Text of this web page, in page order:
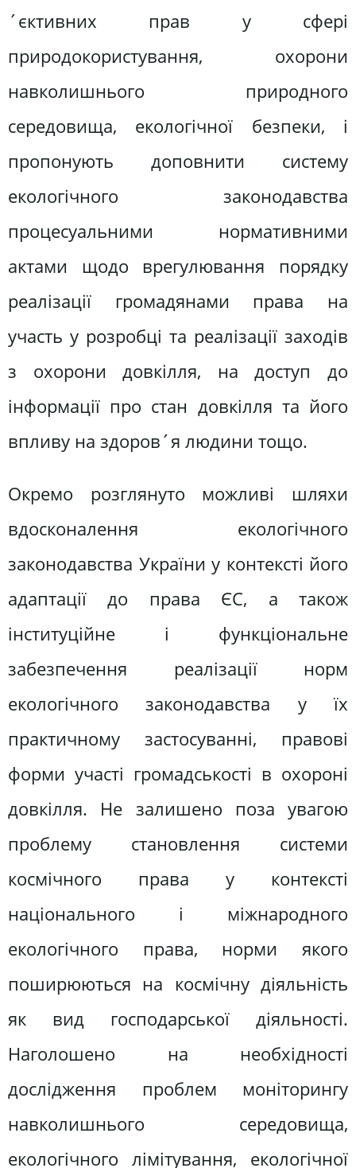
´єктивних прав у сфері
природокористування, охорони
навколишнього природного
середовища, екологічної безпеки, і
пропонують доповнити систему
екологічного законодавства
процесуальними нормативними
актами щодо врегулювання порядку
реалізації громадянами права на
участь у розробці та реалізації заходів
з охорони довкілля, на доступ до
інформації про стан довкілля та його
впливу на здоров´я людини тощо.
Окремо розглянуто можливі шляхи
вдосконалення екологічного
законодавства України у контексті його
адаптації до права ЄС, а також
інституційне і функціональне
забезпечення реалізації норм
екологічного законодавства у їх
практичному застосуванні, правові
форми участі громадськості в охороні
довкілля. Не залишено поза увагою
проблему становлення системи
космічного права у контексті
національного і міжнародного
екологічного права, норми якого
поширюються на космічну діяльність
як вид господарської діяльності.
Наголошено на необхідності
дослідження проблем моніторингу
навколишнього середовища,
екологічного лімітування, екологічної